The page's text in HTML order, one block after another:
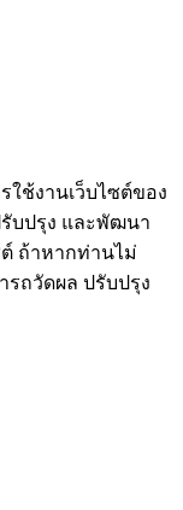
ใช้งานเว็บไซต์ของ
บปรุง และพัฒนา
ถ้าหากท่านไม่
รถวัดผล ปรับปรุง